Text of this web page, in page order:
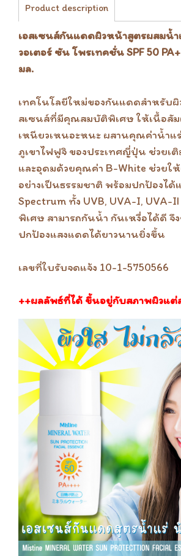
Product description
เอสเซนส์กันแดดผิวหน้าสูตรผสมน้
วอเตอร์ ซัน โพรเทคชั่น SPF 50
มล.
เทคโนโลยีใหม่ของกันแดดสำหรับผิ
สเซนส์ที่มีคุณสมบัติพิเศษ ให้เนื้อสั
เหนียวเหนอะหนะ ผสานคุณค่าน้ำแ
ภูเขาไฟฟูจิ ของประเทศญี่ปุ่น ช่วยเ
และอุดมด้วยคุณค่า B-White ช่วยให้
อย่างเป็นธรรมชาติ พร้อมปกป้องไ
Spectrum ทั้ง UVB, UVA-I, UVA-
พิเศษ สามารถกันน้ำ กันเหงื่อได้ดี จึ
ปกป้องแสงแดดได้ยาวนานยิ่งขึ้น
เลขที่ใบรับจดแจ้ง 10-1-5750566
++ผลลัพธ์ที่ได้ ขึ้นอยู่กับสภาพผิวแต่